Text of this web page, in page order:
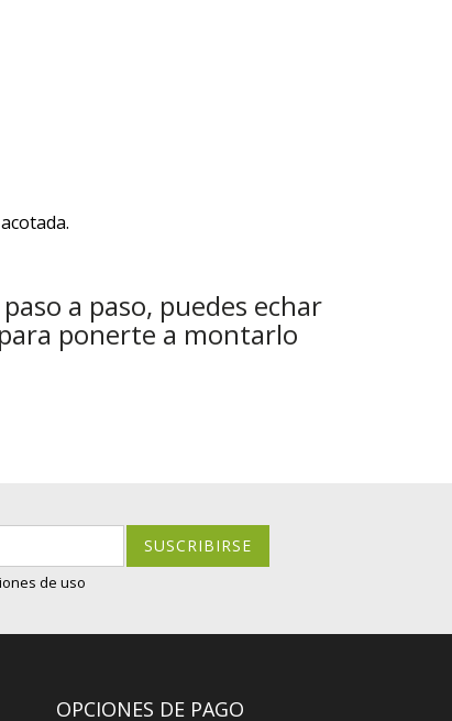
paso a paso, puedes echar
para ponerte a montarlo
SUSCRIBIRSE
de uso
OPCIONES DE PAGO